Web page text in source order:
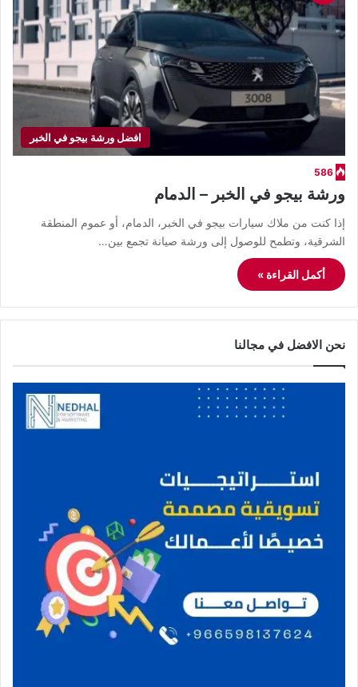
افضل ورشة بيجو في الخبر
586
ورشة بيجو في الخبر – الدمام
إذا كنت من ملاك سيارات بيجو في الخبر، الدمام، أو عموم المنطقة
الشرقية، وتطمح للوصول إلى ورشة صيانة تجمع بين…
أكمل القراءة »
نحن الافضل في مجالنا